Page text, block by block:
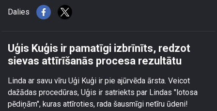
Dalies
Uģis Kuģis ir pamatīgi izbrīnīts, redzot
sievas attīrīšanās procesa rezultātu
Linda ar savu vīru Uģi Kuģi ir pie ajūrvēda ārsta. Veicot
dažādas procedūras, Uģis ir satriekts par Lindas "lotosa
pēdiņām", kuras attīroties, rada šausmīgi netīru ūdeni!